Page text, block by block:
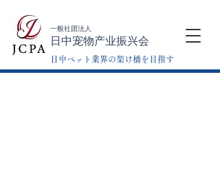
一般社团法人
日中宠物产业振兴会
日中ペット業界の架け橋を目指す